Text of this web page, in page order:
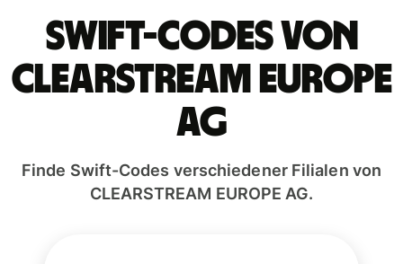
Swift-Codes von
CLEARSTREAM EUROPE
AG
Finde Swift-Codes verschiedener Filialen von
CLEARSTREAM EUROPE AG.